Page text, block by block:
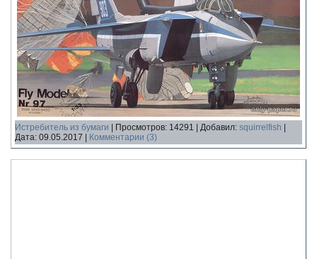
Истребитель из бумаги Просмотров: 14291 Добавил: squirrelfish
Дата: 09.05.2017 Комментарии (3)